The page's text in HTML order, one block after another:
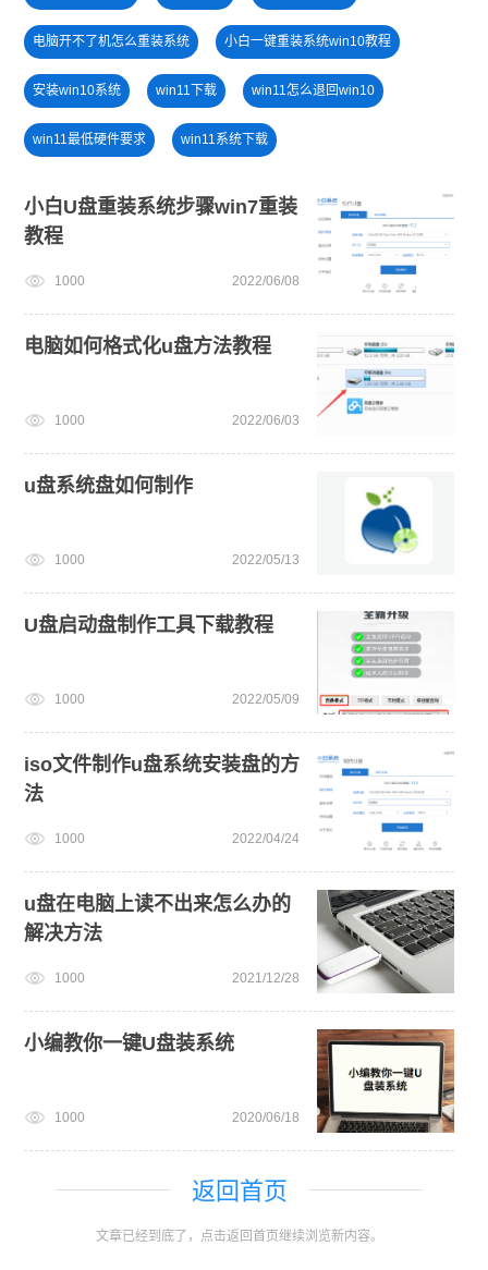
电脑开不了机怎么重装系统 小白一键重装系统win10教程
安装win10系统 win11下载 win11怎么退回win10
win11最低硬件要求 win11系统下载
win11正式版 windows11升级
win11绕过硬件限制安装 win11系统重装 U盘重装系统
小白U盘重装系统步骤win7重装
教程
1000 2022/06/08
电脑如何格式化u盘方法教程
1000 2022/06/03
u盘系统盘如何制作
1000 2022/05/13
U盘启动盘制作工具下载教程
1000 2022/05/09
iso文件制作u盘系统安装盘的方
法
1000 2022/04/24
u盘在电脑上读不出来怎么办的
解决方法
1000 2021/12/28
小编教你一键U盘装系统
1000 2020/06/18
返回首页
文章已经到底了，点击返回首页继续浏览新内容。